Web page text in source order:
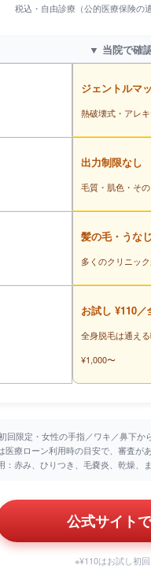
税込・自由診療（公的医療保険の
▼ 当院で確
ジェントルマ
熱破壊式・アレ
出力制限なし
毛質・肌色・そ
髪の毛・うな
多くのクリニッ
お試し ¥110
全身脱毛は通え
¥1,000〜
回限定・女性の手指／ワキ／鼻下か
医療ローン利用時の目安で、審査があ
：赤み、ひりつき、毛嚢炎、乾燥、
公式サイト
※¥110はお試し初